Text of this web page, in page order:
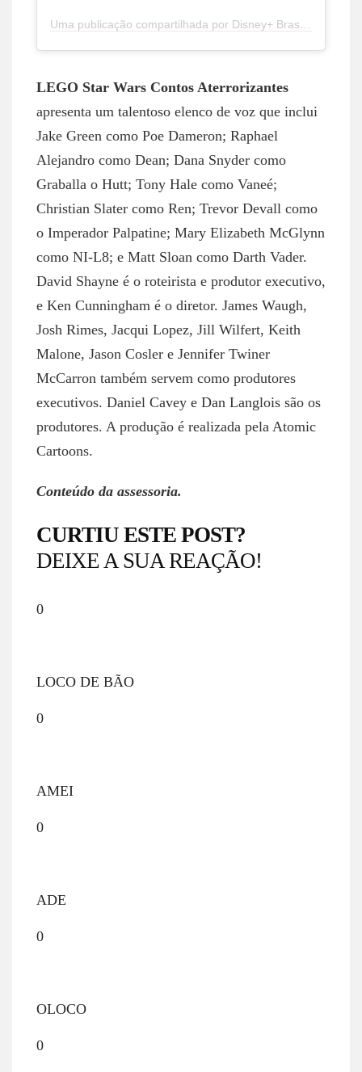
Uma publicação compartilhada por Disney+ Brasil (@disneyplusbr)
LEGO Star Wars Contos Aterrorizantes
apresenta um talentoso elenco de voz que inclui
Jake Green como Poe Dameron; Raphael
Alejandro como Dean; Dana Snyder como
Graballa o Hutt; Tony Hale como Vaneé;
Christian Slater como Ren; Trevor Devall como
o Imperador Palpatine; Mary Elizabeth McGlynn
como NI-L8; e Matt Sloan como Darth Vader.
David Shayne é o roteirista e produtor executivo,
e Ken Cunningham é o diretor. James Waugh,
Josh Rimes, Jacqui Lopez, Jill Wilfert, Keith
Malone, Jason Cosler e Jennifer Twiner
McCarron também servem como produtores
executivos. Daniel Cavey e Dan Langlois são os
produtores. A produção é realizada pela Atomic
Cartoons.
Conteúdo da assessoria.
CURTIU ESTE POST?
DEIXE A SUA REAÇÃO!
0
LOCO DE BÃO
0
AMEI
0
ADE
0
OLOCO
0